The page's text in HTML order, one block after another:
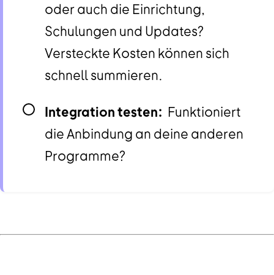
oder auch die Einrichtung,
Schulungen und Updates?
Versteckte Kosten können sich
schnell summieren.
Integration testen: Funktioniert
die Anbindung an deine anderen
Programme?